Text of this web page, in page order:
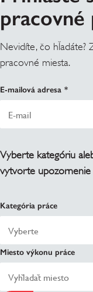
pracovné
Nevidíte, čo hľadáte?
pracovné miesta.
E-mailová adresa
Vyberte kategóriu
vytvorte
Kategória práce
Miesto výkonu práce